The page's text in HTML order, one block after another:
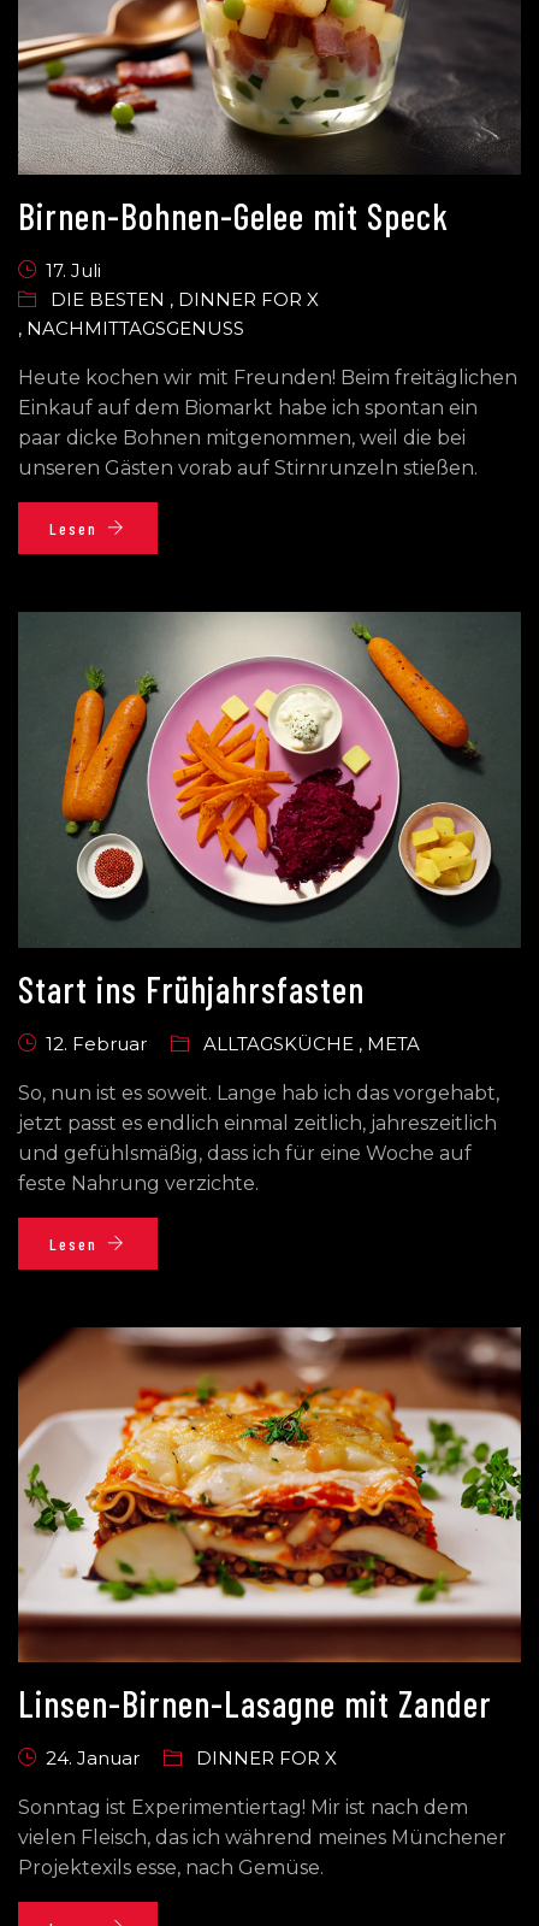
Birnen-Bohnen-Gelee mit Speck
17. Juli
DIE BESTEN , DINNER FOR X
, NACHMITTAGSGENUSS
Heute kochen wir mit Freunden! Beim freitäglichen
Einkauf auf dem Biomarkt habe ich spontan ein
paar dicke Bohnen mitgenommen, weil die bei
unseren Gästen vorab auf Stirnrunzeln stießen.
Lesen
Start ins Frühjahrsfasten
12. Februar ALLTAGSKÜCHE , META
So, nun ist es soweit. Lange hab ich das vorgehabt,
jetzt passt es endlich einmal zeitlich, jahreszeitlich
und gefühlsmäßig, dass ich für eine Woche auf
feste Nahrung verzichte.
Lesen
Linsen-Birnen-Lasagne mit Zander
24. Januar DINNER FOR X
Sonntag ist Experimentiertag! Mir ist nach dem
vielen Fleisch, das ich während meines Münchener
Projektexils esse, nach Gemüse.